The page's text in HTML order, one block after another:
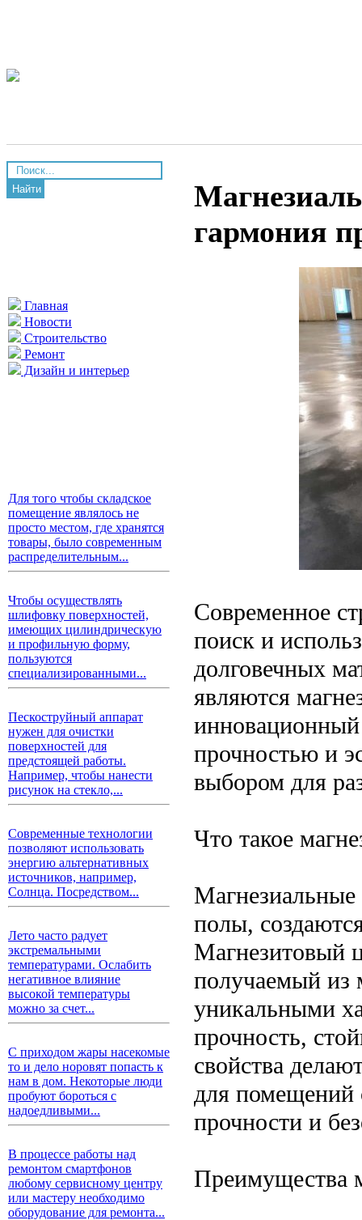
Найти
Главная
Новости
Строительство
Ремонт
Дизайн и интерьер
Для того чтобы складское
помещение являлось не
просто местом, где хранятся
товары, было современным
распределительным...
Чтобы осуществлять
шлифовку поверхностей,
имеющих цилиндрическую
и профильную форму,
пользуются
специализированными...
Пескоструйный аппарат
нужен для очистки
поверхностей для
предстоящей работы.
Например, чтобы нанести
рисунок на стекло,...
Современные технологии
позволяют использовать
энергию альтернативных
источников, например,
Солнца. Посредством...
Лето часто радует
экстремальными
температурами. Ослабить
негативное влияние
высокой температуры
можно за счет...
С приходом жары насекомые
то и дело норовят попасть к
нам в дом. Некоторые люди
пробуют бороться с
надоедливыми...
В процессе работы над
ремонтом смартфонов
любому сервисному центру
или мастеру необходимо
оборудование для ремонта...
гармония
Современное
поиск и
долговечных
являются
прочностью и
выбором для
Что такое
Магнезиальные
полы,
Магнезитовый
получаемый из
уникальными
прочность,
свойства
для
прочности и
Преимущества